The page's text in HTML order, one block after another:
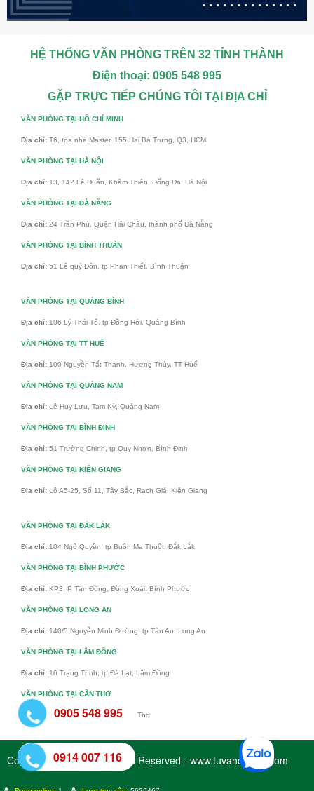
0905 548 995
0914 007 116
HỆ THỐNG VĂN PHÒNG TRÊN 32 TỈNH THÀNH
Điện thoại: 0905 548 995
GẶP TRỰC TIẾP CHÚNG TÔI TẠI ĐỊA CHỈ
VĂN PHÒNG TẠI HỒ CHÍ MINH
Địa chỉ: T6, tòa nhà Master, 155 Hai Bà Trưng, Q3, HCM
VĂN PHÒNG TẠI HÀ NỘI
Địa chỉ: T3, 142 Lê Duẩn, Khâm Thiên, Đống Đa, Hà Nội
VĂN PHÒNG TẠI ĐÀ NẴNG
Địa chỉ: 24 Trần Phú, Quận Hải Châu, thành phố Đà Nẵng
VĂN PHÒNG TẠI BÌNH THUÂN
Địa chỉ: 51 Lê quý Đôn, tp Phan Thiết, Bình Thuận
VĂN PHÒNG TẠI QUẢNG BÌNH
Địa chỉ: 106 Lý Thái Tổ, tp Đồng Hới, Quảng Bình
VĂN PHÒNG TẠI TT HUẾ
Địa chỉ: 100 Nguyễn Tất Thành, Hương Thủy, TT Huế
VĂN PHÒNG TẠI QUẢNG NAM
Địa chỉ: Lê Huy Lưu, Tam Kỳ, Quảng Nam
VĂN PHÒNG TẠI BÌNH ĐỊNH
Địa chỉ: 51 Trường Chinh, tp Quy Nhơn, Bình Định
VĂN PHÒNG TẠI KIÊN GIANG
Địa chỉ: Lô A5-25, Số 11, Tây Bắc, Rạch Giá, Kiên Giang
VĂN PHÒNG TẠI ĐẮK LẮK
Địa chỉ: 104 Ngô Quyền, tp Buôn Ma Thuột, Đắk Lắk
VĂN PHÒNG TẠI BÌNH PHƯỚC
Địa chỉ: KP3, P Tân Đồng, Đồng Xoài, Bình Phước
VĂN PHÒNG TẠI LONG AN
Địa chỉ: 140/5 Nguyễn Minh Đường, tp Tân An, Long An
VĂN PHÒNG TẠI LÂM ĐỒNG
Địa chỉ: 16 Trạng Trình, tp Đà Lạt, Lâm Đồng
VĂN PHÒNG TẠI CẦN THƠ
Địa chỉ: An Khánh, Ninh Kiều, Cần Thơ
Copyright © 2017 - All Rights Reserved - www.tuvandaiviet.com